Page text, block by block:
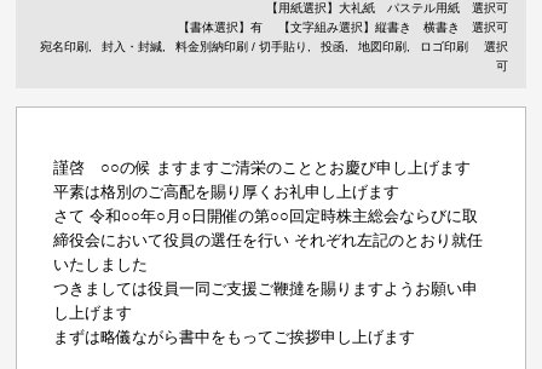
【用紙選択】 大礼紙 パステル用紙選択可
【書体選択】有
【文字組み選択】縦書き 横書き 選択可
宛名印刷
封入・封緘 料金別納印刷 / 切手貼り 投函 地図印刷 ロゴ印刷
選択
可
謹啓 ○○の候 ますますご清栄のこととお慶び申し上げます
平素は格別のご高配を賜り厚くお礼申し上げます
さて 令和○○年○月○日開催の第○○回定時株主総会ならびに取
締役会において役員の選任を行い それぞれ左記のとおり就任
いたしました
つきましては役員一同ご支援ご鞭撻を賜りますようお願い申
し上げます
まずは略儀ながら書中をもってご挨拶申し上げます